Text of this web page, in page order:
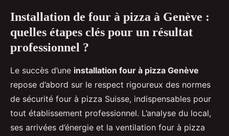
Installation de four à pizza à Genève :
quelles étapes clés pour un résultat
professionnel ?
Le succès d’une installation four à pizza Genève
repose d’abord sur le respect rigoureux des normes
de sécurité four à pizza Suisse, indispensables pour
tout établissement professionnel. L’analyse du local,
ses arrivées d’énergie et la ventilation four à pizza